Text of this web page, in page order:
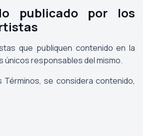
publicado por los
que publiquen contenido en la
únicos responsables del mismo.
se considera contenido,